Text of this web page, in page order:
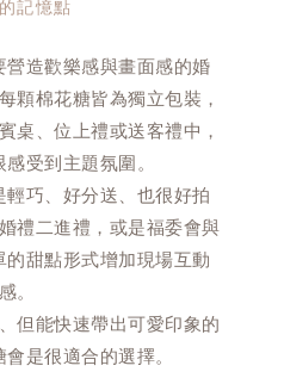
記憶點
營造歡樂感與畫面感的婚
顆棉花糖皆為獨立包裝，
桌、位上禮或送客禮中，
受到主題氛圍。
巧、好分送、也很好拍
禮二進禮，或是福委會與
的甜點形式增加現場互動
感。
但能快速帶出可愛印象的
是很適合的選擇。